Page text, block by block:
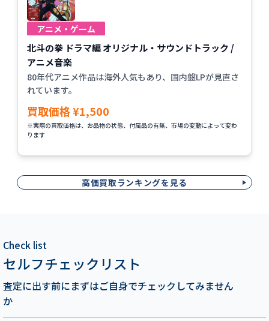
アニメ・ゲーム
北斗の拳 ドラマ編 オリジナル・サウンドトラック /
アニメ音楽
80年代アニメ作品は海外人気もあり、国内盤LPが見直さ
れています。
買取価格 ¥1,500
※実際の買取価格は、お品物の状態、付属品の有無、市場の変動によって変わ
ります
高価買取ランキングを見る
Check list
セルフチェックリスト
査定に出す前にまずはご自身でチェックしてみません
か